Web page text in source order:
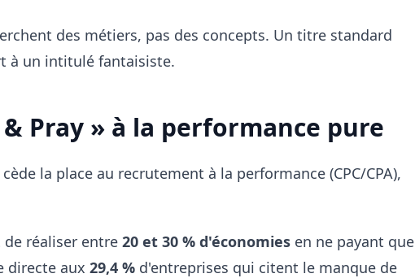
des métiers, pas des concepts. Un titre standard
à un intitulé fantaisiste.
Pray » à la performance pure
la place au recrutement à la performance (CPC/CPA),
réaliser entre 20 et 30 % d'économies en ne payant que
directe aux 29,4 % d'entreprises qui citent le manque de